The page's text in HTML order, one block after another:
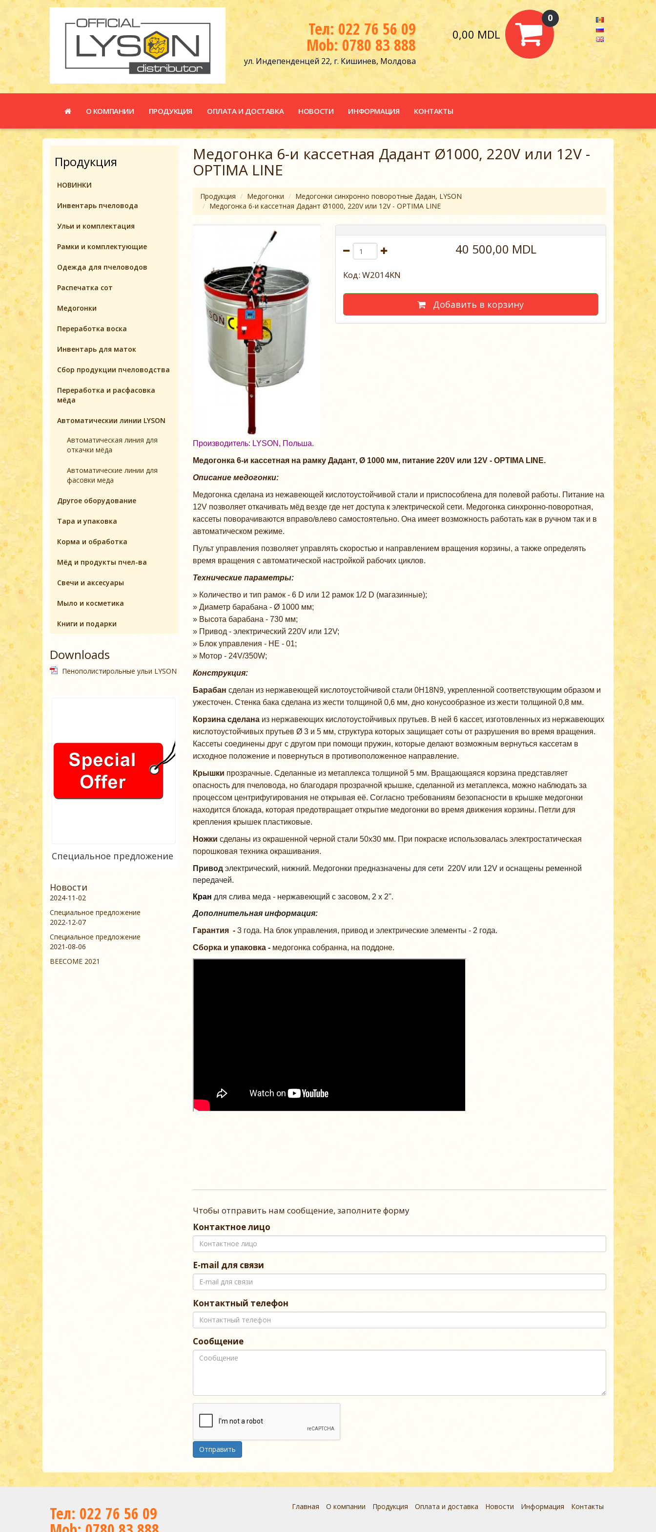
Тел: 022 76 56 09
Mob: 0780 83 888
ул. Индепенденцей 22, г. Кишинев, Молдова
0
0,00 MDL
О КОМПАНИИ ПРОДУКЦИЯ ОПЛАТА И ДОСТАВКА НОВОСТИ ИНФОРМАЦИЯ КОНТАКТЫ
Медогонка 6-и кассетная Дадант Ø1000, 220V или 12V -
OPTIMA LINE
Продукция Медогонки
Медогонки синхронно поворотные Дадан, LYSON
Медогонка 6-и кассетная Дадант Ø1000, 220V или 12V - OPTIMA LINE
40 500,00 MDL
Код: W2014KN
Добавить в корзину
Производитель: LYSON, Польша.
Медогонка 6-и кассетная на рамку Дадант, Ø 1000 мм, питание 220V или 12V - OPTIMA LINE.
Описание медогонки:
Медогонка сделана из нежавеющей кислотоустойчивой стали и приспособлена для полевой работы. Питание на
12V позволяет откачивать мёд везде где нет доступа к электрической сети. Медогонка синхронно-поворотная,
кассеты поворачиваются вправо/влево самостоятельно. Она имеет возможность работать как в ручном так и в
автоматическом режиме.
Пульт управления позволяет управлять скоростью и направлением вращения корзины, а также определять
время вращения с автоматической настройкой рабочих циклов.
Технические параметры:
» Количество и тип рамок - 6 D или 12 рамок 1/2 D (магазинные);
» Диаметр барабана - Ø 1000 мм;
» Высота барабана - 730 мм;
» Привод - электрический 220V или 12V;
» Блок управления - HE - 01;
» Мотор - 24V/350W;
Конструкция:
Барабан сделан из нержавеющей кислотоустойчивой стали 0H18N9, укрепленной соответствующим образом и
ужесточен. Стенка бака сделана из жести толщиной 0,6 мм, дно конусообразное из жести толщиной 0,8 мм.
Корзина сделанаиз нержавеющих кислотоустойчивых прутьев. В ней 6 кассет, изготовленных из нержавеющих
кислотоустойчивых прутьев Ø 3 и 5 мм, структура которых защищает соты от разрушения во время вращения.
Кассеты соединены друг с другом при помощи пружин, которые делают возможным вернуться кассетам в
исходное положение и повернуться в противоположенное направление.
Крышки прозрачные. Сделанные из метаплекса толщиной 5 мм. Вращающаяся корзина представляет
опасность для пчеловода, но благодаря прозрачной крышке, сделанной из метаплекса, можно наблюдать за
процессом центрифугирования не открывая её. Согласно требованиям безопасности в крышке медогонки
находится блокада, которая предотвращает открытие медогонки во время движения корзины. Петли для
крепления крышек пластиковые.
Ножки сделаны из окрашенной черной стали 50х30 мм. При покраске использовалась электростатическая
порошковая техника окрашивания.
Приводэлектрический, нижний. Медогонки предназначены для сети 220V или 12V и оснащены ременной
передачей.
Кран для слива меда - нержавеющий с засовом, 2 х 2''.
Дополнительная информация:
Гарантия -3 года. На блок управления, привод и электрические элементы - 2 года.
Сборка и упаковка -медогонка собранна, на поддоне.
Чтобы отправить нам сообщение, заполните форму
Контактное лицо
E-mail для связи
Контактный телефон
Сообщение
Отправить
Продукция
НОВИНКИ
Инвентарь пчеловодa
Ульи и комплектация
Pамки и комплeктующие
Одежда для пчеловодов
Распечатка сот
Медогонки
Переработка воска
Инвентарь для маток
Cбор продукции пчеловодства
Переработка и расфасовка
мёда
Автоматическии линии LYSON
Автоматическая линия для
откачки мёда
Автоматические линии для
фасовки меда
Другое оборудование
Тара и упаковка
Корма и обработка
Мёд и продукты пчел-ва
Свечи и аксесуары
Мыло и косметика
Книги и подарки
Downloads
Пенополистирольные ульи LYSON
Специальное предложение
Новости
2024-11-02
Специальное предложение
2022-12-07
Специальное предложение
2021-08-06
BEECOME 2021
Тел: 022 76 56 09 Главная О компании Продукция Оплата и доставка Новости Информация Контакты